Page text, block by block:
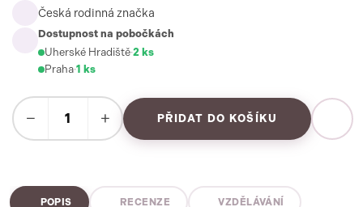
Česká rodinná značka
Dostupnost na pobočkách
Uherské Hradiště·2 ks
Praha·1 ks
− + PŘIDAT DO KOŠÍKU
POPIS RECENZE VZDĚLÁVÁNÍ